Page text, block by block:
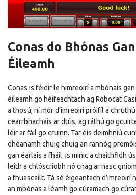
Conas do Bhónas
Éileamh
Conas is féidir le himreoirí a mbónais
éileamh go héifeachtach ag Robocat
a thosú, ní mór d’imreoirí próifíl a
cearrbhachais ar dtús, ag ráthú go
léir ar fáil go cruinn. Tar éis deimhniú
dhéanamh chuig chuig an rannóg
gan éarlais a fháil. Is minic a chaithfidh
leith a chlóscríobh nó cnag ar nasc
a fhuascailt. Tá sé éigeantach d’imreoirí
an mbónas a léamh go cúramach go